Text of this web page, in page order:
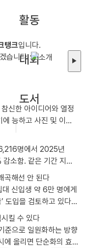
활동
대회
도서
탱크입니다.
습니다. ▶
능하고 사진 및 이미
험자 및 SNS 활용 가
카드뉴스, 블로그, 동영
비대면)에 참석 가능한
요일 오후 1시 / 선유
참시 서포터즈 자격이
박탈됩니다. 2. 모집인원 ㅇ 총 00명 3. 활동기간 ..
명에서 2025년
소함. 같은 기간 지방
곡해선 안 된다
신입생 약 6만 명에게
도입을 검토하고 있다.
킬 수 있다
에 올리면 단순화의 효과